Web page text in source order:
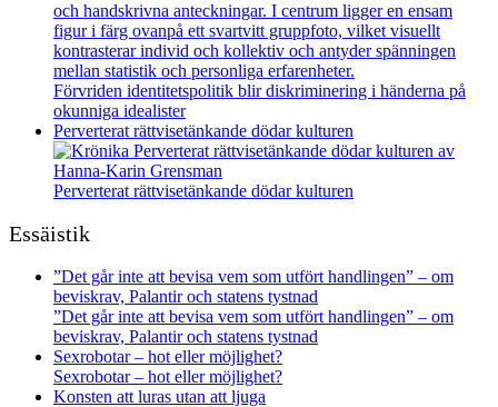
Förvriden identitetspolitik blir diskriminering i händerna på
okunniga idealister
Perverterat rättvisetänkande dödar kulturen
Perverterat rättvisetänkande dödar kulturen
Essäistik
”Det går inte att bevisa vem som utfört handlingen” – om
beviskrav, Palantir och statens tystnad
”Det går inte att bevisa vem som utfört handlingen” – om
beviskrav, Palantir och statens tystnad
Sexrobotar – hot eller möjlighet?
Sexrobotar – hot eller möjlighet?
Konsten att luras utan att ljuga